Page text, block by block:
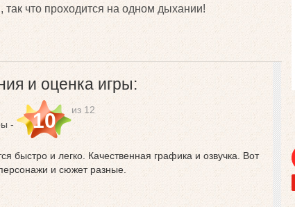
что проходится на одном дыхании!
и оценка игры:
- 10 из 12
быстро и легко. Качественная графика и озвучка. Вот
и сюжет разные.